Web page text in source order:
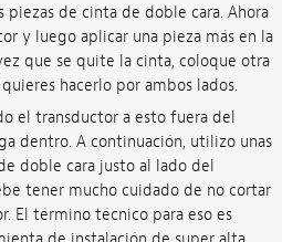
de cinta de doble cara. Ahora
y luego aplicar una pieza más en la
que se quite la cinta, coloque otra
hacerlo por ambos lados.
el transductor a esto fuera del
dentro. A continuación, utilizo unas
doble cara justo al lado del
tener mucho cuidado de no cortar
El término técnico para eso es